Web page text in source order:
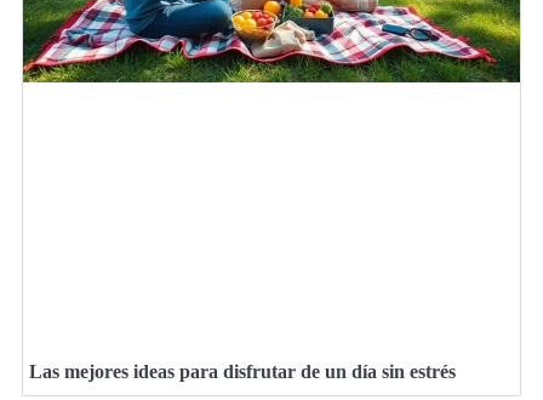
Las mejores ideas para disfrutar de un día sin estrés